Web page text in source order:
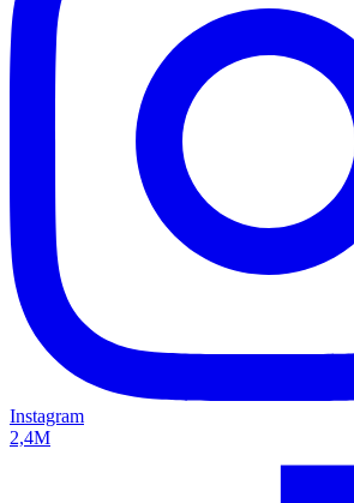
Instagram
2,4M